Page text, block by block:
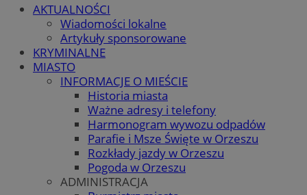
AKTUALNOŚCI
Wiadomości lokalne
Artykuły sponsorowane
KRYMINALNE
MIASTO
INFORMACJE O MIEŚCIE
Historia miasta
Ważne adresy i telefony
Harmonogram wywozu odpadów
Parafie i Msze Święte w Orzeszu
Rozkłady jazdy w Orzeszu
Pogoda w Orzeszu
ADMINISTRACJA